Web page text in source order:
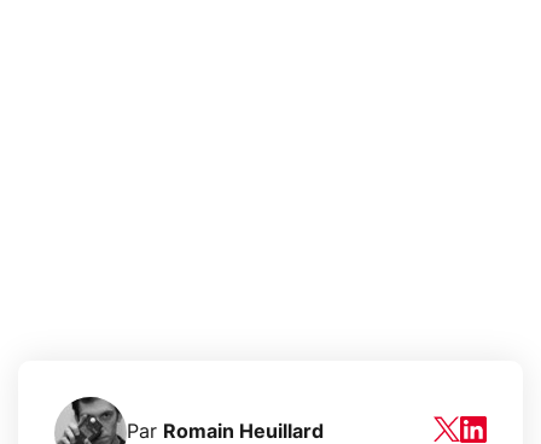
Par Romain Heuillard